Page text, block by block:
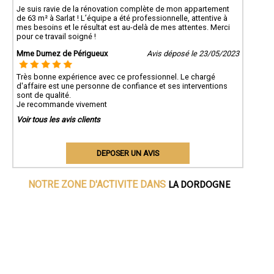
Je suis ravie de la rénovation complète de mon appartement
de 63 m² à Sarlat ! L’équipe a été professionnelle, attentive à
mes besoins et le résultat est au-delà de mes attentes. Merci
pour ce travail soigné !
Mme Dumez de Périgueux
Avis déposé le 23/05/2023
Très bonne expérience avec ce professionnel. Le chargé
d'affaire est une personne de confiance et ses interventions
sont de qualité.
Je recommande vivement
Voir tous les avis clients
DEPOSER UN AVIS
NOTRE ZONE D'ACTIVITE DANS LA DORDOGNE